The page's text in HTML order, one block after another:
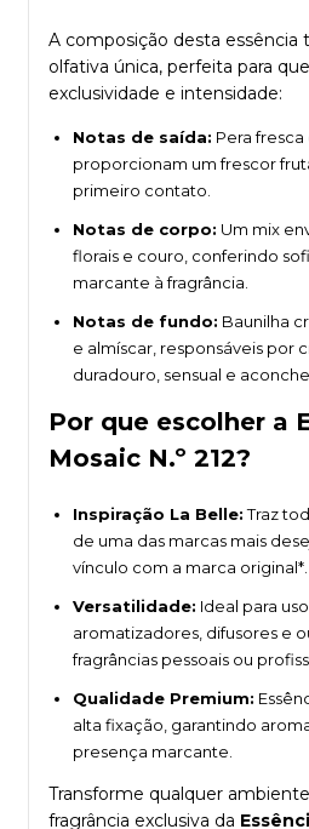
A composição desta essência
olfativa única, perfeita para
exclusividade e intensidade:
Notas de saída: Pera
proporcionam um frescor
primeiro contato.
Notas de corpo: Um mix
florais e couro, conferindo
marcante à fragrância.
Notas de fundo: Baunilha
e almíscar, responsáveis por
duradouro, sensual e
Por que escolher a
Mosaic N.º 212?
Inspiração La Belle:Traz
de uma das marcas mais
vínculo com a marca original*.
Versatilidade: Ideal para
aromatizadores, difusores e
fragrâncias pessoais ou
Qualidade Premium:
alta fixação, garantindo
presença marcante.
Transforme qualquer
fragrância exclusiva da